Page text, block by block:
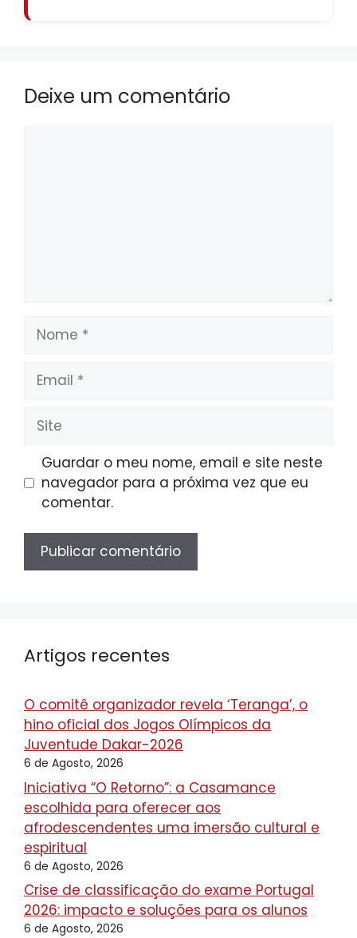
Deixe um comentário
Nome
Email
Site
Guardar o meu nome, email e site neste
navegador para a próxima vez que eu
comentar.
Artigos recentes
O comitê organizador revela ‘Teranga’, o
hino oficial dos Jogos Olímpicos da
Juventude Dakar-2026
6 de Agosto, 2026
Iniciativa “O Retorno”: a Casamance
escolhida para oferecer aos
afrodescendentes uma imersão cultural e
espiritual
6 de Agosto, 2026
Crise de classificação do exame Portugal
2026: impacto e soluções para os alunos
6 de Agosto, 2026